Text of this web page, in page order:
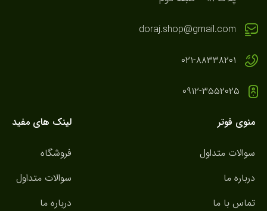
منوی فوتر
سوالات متداول
درباره ما
تماس با ما
لینک های مفید
فروشگاه
سوالات متداول
درباره ما
doraj.shop@gmail.com
۰۲۱-۸۸۳۳۸۲۰۱
۰۹۱۲-۳۵۵۲۰۲۵